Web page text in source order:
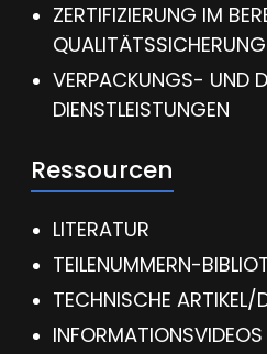
ZERTIFIZIERUNG IM
VERPACKUNGS- UND
DIENSTLEISTUNGEN
Ressourcen
LITERATUR
TEILENUMMERN-
TECHNISCHE ARTIKEL/